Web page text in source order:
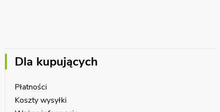
Dla kupujących
Płatności
Koszty wysyłki